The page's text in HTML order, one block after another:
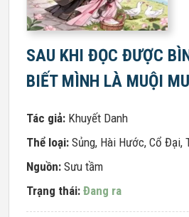
SAU KHI ĐỌC ĐƯỢC
BIẾT MÌNH LÀ MUỘI
Tác giả: Khuyết Danh
Thể loại: Sủng, Hài Hước, Cổ Đại,
Nguồn: Sưu tầm
Trạng thái: Đang ra